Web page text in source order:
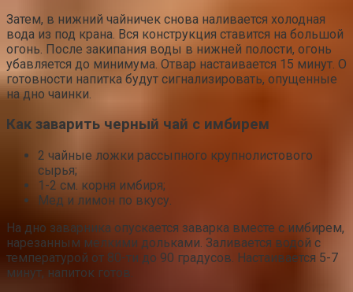
Затем, в нижний чайничек снова наливается холодная
вода из под крана. Вся конструкция ставится на большой
огонь. После закипания воды в нижней полости, огонь
убавляется до минимума. Отвар настаивается 15 минут. О
готовности напитка будут сигнализировать, опущенные
на дно чаинки.
Как заварить черный чай с имбирем
2 чайные ложки рассыпного крупнолистового
сырья;
1-2 см. корня имбиря;
Мед и лимон по вкусу.
На дно заварника опускается заварка вместе с имбирем,
нарезанным мелкими дольками. Заливается водой с
температурой от 80-ти до 90 градусов. Настаивается 5-7
минут, напиток готов.